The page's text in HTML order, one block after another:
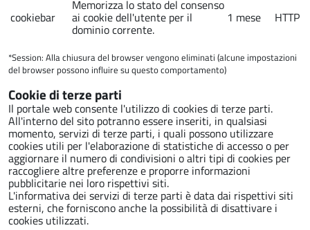
cookiebar
Memorizza lo stato del consenso
ai cookie dell'utente per il
dominio corrente.
1 mese HTTP
*Session: Alla chiusura del browser vengono eliminati (alcune impostazioni
del browser possono influire su questo comportamento)
Cookie di terze parti
Il portale web consente l'utilizzo di cookies di terze parti.
All'interno del sito potranno essere inseriti, in qualsiasi
momento, servizi di terze parti, i quali possono utilizzare
cookies utili per l'elaborazione di statistiche di accesso o per
aggiornare il numero di condivisioni o altri tipi di cookies per
raccogliere altre preferenze e proporre informazioni
pubblicitarie nei loro rispettivi siti.
L'informativa dei servizi di terze parti è data dai rispettivi siti
esterni, che forniscono anche la possibilità di disattivare i
cookies utilizzati.